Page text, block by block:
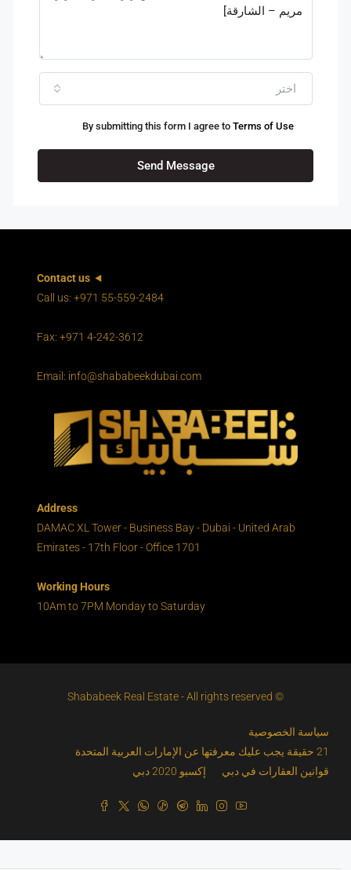
اختر
By submitting this form I agree toTerms of Use
Send Message
Contact us
Call us: +971 55-559-2484
Fax: +971 4-242-3612
Email: info@shababeekdubai.com
Address
DAMAC XL Tower - Business Bay - Dubai - United Arab
Emirates - 17th Floor - Office 1701
Working Hours
10Am to 7PM Monday to Saturday
© Shababeek Real Estate - All rights reserved
سياسة الخصوصية
21 حقيقة يجب عليك معرفتها عن الإمارات العربية المتحدة
قوانين العقارات في دبي
إكسبو 2020 دبي